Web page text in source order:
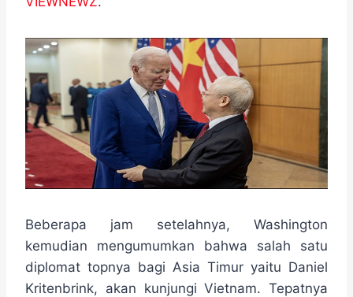
Beberapa jam setelahnya, Washington
kemudian mengumumkan bahwa salah satu
diplomat topnya bagi Asia Timur yaitu Daniel
Kritenbrink, akan kunjungi Vietnam. Tepatnya